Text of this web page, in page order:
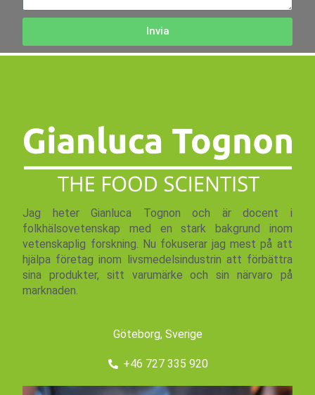
Invia
Jag heter Gianluca Tognon och är docent i
folkhälsovetenskap med en stark bakgrund inom
vetenskaplig forskning. Nu fokuserar jag mest på att
hjälpa företag inom livsmedelsindustrin att förbättra
sina produkter, sitt varumärke och sin närvaro på
marknaden.
Göteborg, Sverige
+46 727 335 920